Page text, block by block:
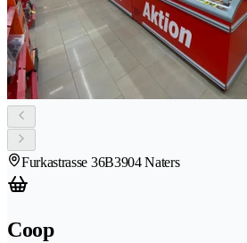
Furkastrasse 36B3904 Naters
Coop